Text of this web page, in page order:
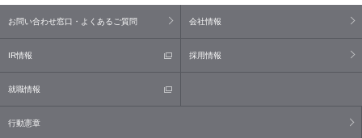
お問い合わせ窓口・よくあるご質問 会社情報
IR情報 採用情報
就職情報
行動憲章